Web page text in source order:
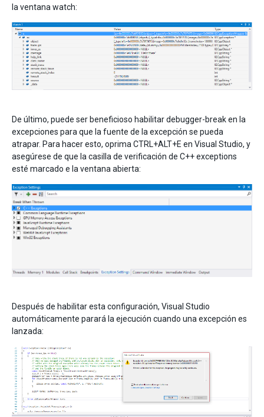
la ventana watch:
De último, puede ser beneficioso habilitar debugger-break en la
excepciones para que la fuente de la excepción se pueda
atrapar. Para hacer esto, oprima CTRL+ALT+E en Visual Studio, y
asegúrese de que la casilla de verificación de C++ exceptions
esté marcado e la ventana abierta:
Después de habilitar esta configuración, Visual Studio
automáticamente parará la ejecución cuando una excepción es
lanzada: